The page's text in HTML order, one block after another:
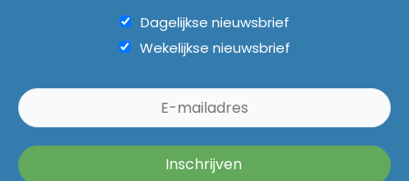
Dagelijkse nieuwsbrief
Wekelijkse nieuwsbrief